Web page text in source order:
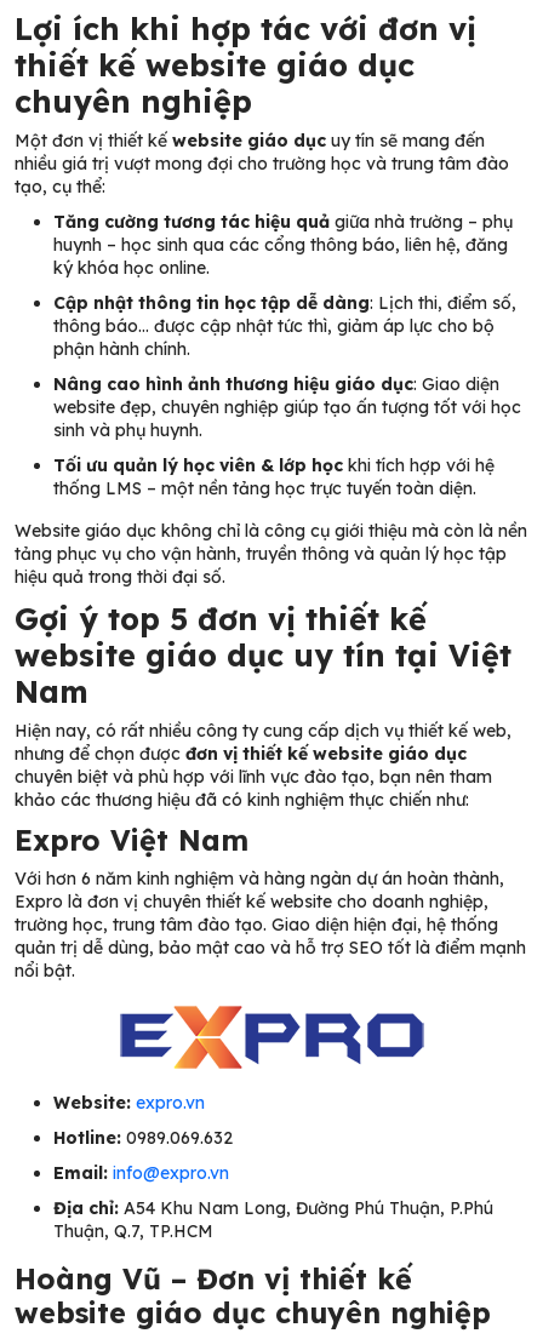
Lợi ích khi hợp tác với đơn vị
thiết kế website giáo dục
chuyên nghiệp
Một đơn vị thiết kế website giáo dục uy tín sẽ mang đến
nhiều giá trị vượt mong đợi cho trường học và trung tâm đào
tạo, cụ thể:
Tăng cường tương tác hiệu quả giữa nhà trường – phụ
huynh – học sinh qua các cổng thông báo, liên hệ, đăng
ký khóa học online.
Cập nhật thông tin học tập dễ dàng: Lịch thi, điểm số,
thông báo… được cập nhật tức thì, giảm áp lực cho bộ
phận hành chính.
Nâng cao hình ảnh thương hiệu giáo dục: Giao diện
website đẹp, chuyên nghiệp giúp tạo ấn tượng tốt với học
sinh và phụ huynh.
Tối ưu quản lý học viên & lớp học khi tích hợp với hệ
thống LMS – một nền tảng học trực tuyến toàn diện.
Website giáo dục không chỉ là công cụ giới thiệu mà còn là nền
tảng phục vụ cho vận hành, truyền thông và quản lý học tập
hiệu quả trong thời đại số.
Gợi ý top 5 đơn vị thiết kế
website giáo dục uy tín tại Việt
Nam
Hiện nay, có rất nhiều công ty cung cấp dịch vụ thiết kế web,
nhưng để chọn được đơn vị thiết kế website giáo dục
chuyên biệt và phù hợp với lĩnh vực đào tạo, bạn nên tham
khảo các thương hiệu đã có kinh nghiệm thực chiến như:
Expro Việt Nam
Với hơn 6 năm kinh nghiệm và hàng ngàn dự án hoàn thành,
Expro là đơn vị chuyên thiết kế website cho doanh nghiệp,
trường học, trung tâm đào tạo. Giao diện hiện đại, hệ thống
quản trị dễ dùng, bảo mật cao và hỗ trợ SEO tốt là điểm mạnh
nổi bật.
Website: expro.vn
Hotline: 0989.069.632
Email: info@expro.vn
Địa chỉ: A54 Khu Nam Long, Đường Phú Thuận, P.Phú
Thuận, Q.7, TP.HCM
Hoàng Vũ – Đơn vị thiết kế
website giáo dục chuyên nghiệp